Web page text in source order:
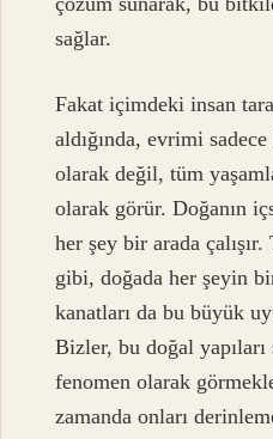
sağlar.
Fakat içimdeki insan
aldığında, evrimi
olarak değil, tüm
olarak görür. Doğanın
her şey bir arada
gibi, doğada her şeyin
kanatları da bu büyük
Bizler, bu doğal
fenomen olarak
zamanda onları